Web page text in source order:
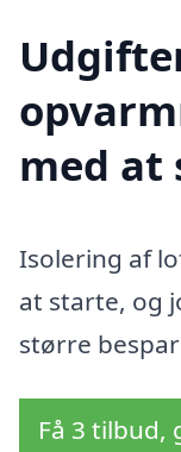
med at
Isolering af
at starte, og
større
Få 3